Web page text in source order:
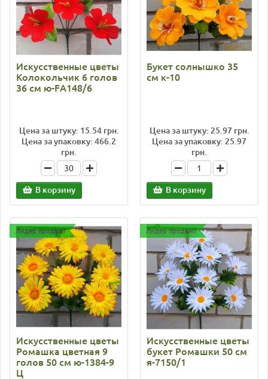
Искусственные цветы
Колокольчик 6 голов
36 см ю-FА148/6
Цена за штуку: 15.54 грн.
Цена за упаковку: 466.2
грн.
В корзину
Букет солнышко 35
см к-10
Цена за штуку: 25.97 грн.
Цена за упаковку: 25.97
грн.
В корзину
Лидер продаж!
Искусственные цветы
Ромашка цветная 9
голов 50 см ю-1384-9
Ц
Лидер продаж!
Искусственные цветы
букет Ромашки 50 см
я-7150/1